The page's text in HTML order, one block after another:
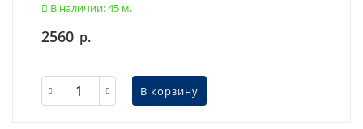
В наличии: 45 м.
2560 р.
В корзину